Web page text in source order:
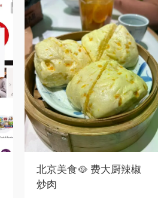
北京美食🥘 费大厨辣椒
炒肉